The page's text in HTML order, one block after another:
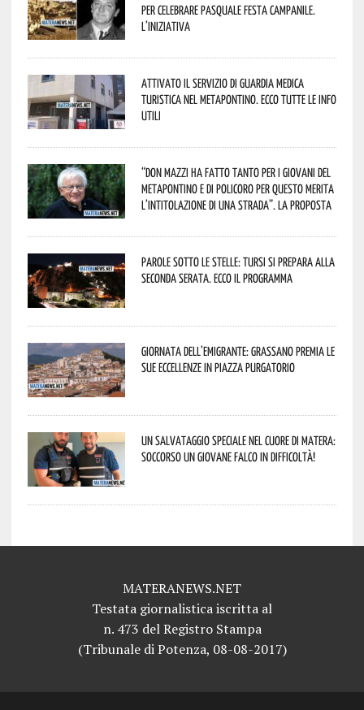
per celebrare Pasquale Festa Campanile.
L’iniziativa
Attivato il servizio di Guardia Medica
Turistica nel Metapontino. Ecco tutte le info
utili
“Don Mazzi ha fatto tanto per i giovani del
Metapontino e di Policoro per questo merita
l’intitolazione di una strada”. La proposta
Parole sotto le stelle: Tursi si prepara alla
seconda serata. Ecco il programma
Giornata dell’Emigrante: Grassano premia le
sue eccellenze in Piazza Purgatorio
Un salvataggio speciale nel cuore di Matera:
soccorso un giovane falco in difficoltà!
MATERANEWS.NET
Testata giornalistica iscritta al
n. 473 del Registro Stampa
(Tribunale di Potenza, 08-08-2017)